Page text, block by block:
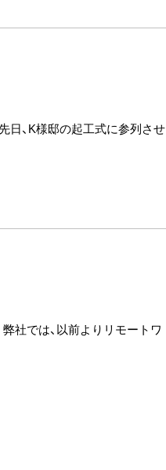
日、K様邸の起工式に参列させ
社では、以前よりリモートワ